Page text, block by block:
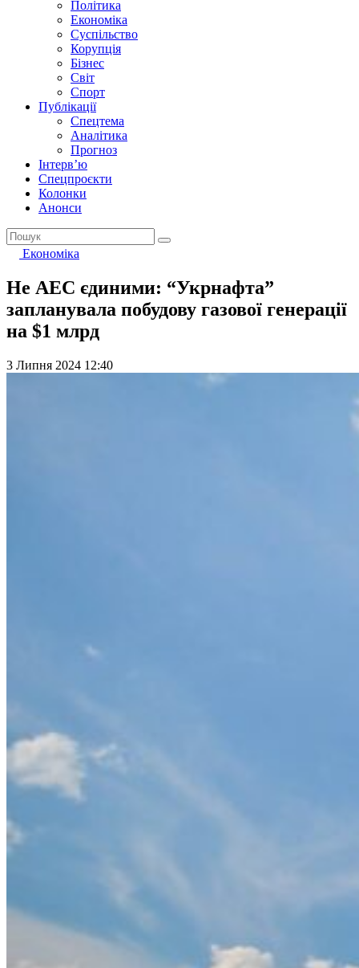
Політика
Економіка
Суспільство
Корупція
Бізнес
Світ
Спорт
Публікації
Спецтема
Аналітика
Прогноз
Інтерв’ю
Спецпроєкти
Колонки
Анонси
Економіка
Не АЕС єдиними: “Укрнафта”
запланувала побудову газової генерації
на $1 млрд
3 Липня 2024 12:40